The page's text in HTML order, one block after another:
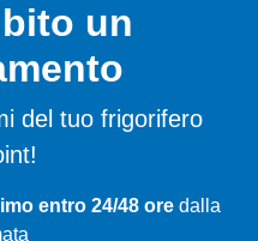
un
del tuo frigorifero
entro 24/48 ore dalla